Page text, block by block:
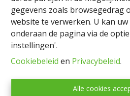
gegevens zoals browsegedrag
website te verwerken. U kan
onderaan de pagina via de
instellingen'.
Cookiebeleid en Privacybeleid.
Alle cookies
die gerenoveerd dienen te
naar eigen wens in te richten.
De woning beschikt eveneens
opbergruimte en een grote tuin.
alle voorzieningen in het
Mogelijkheid tot het verkrijgen
van de registratierechten tot 3%